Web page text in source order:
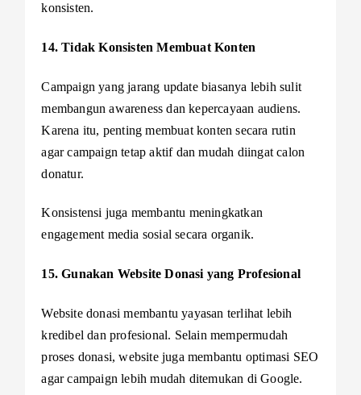
konsisten.
14. Tidak Konsisten Membuat Konten
Campaign yang jarang update biasanya lebih sulit
membangun awareness dan kepercayaan audiens.
Karena itu, penting membuat konten secara rutin
agar campaign tetap aktif dan mudah diingat calon
donatur.
Konsistensi juga membantu meningkatkan
engagement media sosial secara organik.
15. Gunakan Website Donasi yang Profesional
Website donasi membantu yayasan terlihat lebih
kredibel dan profesional. Selain mempermudah
proses donasi, website juga membantu optimasi SEO
agar campaign lebih mudah ditemukan di Google.